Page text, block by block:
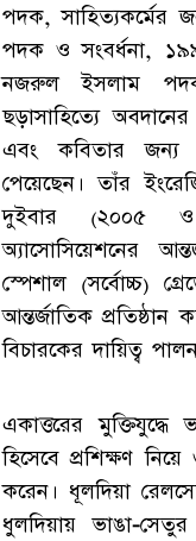
পদক, সাহিত্যকর্মের
পদক ও সংবর্ধনা,
নজরুল ইসলাম পদক
ছড়াসাহিত্যে
এবং কবিতার জন্য
পেয়েছেন। তাঁর
দুইবার (২০০৫ ও
অ্যাসোসিয়েশনের
স্পেশাল (সর্বোচ্চ)
আন্তর্জাতিক
বিচারকের দায়িত্ব
একাত্তরের
হিসেবে প্রশিক্ষণ
করেন। ধূলদিয়া
ধুলদিয়ায় ভাঙা-